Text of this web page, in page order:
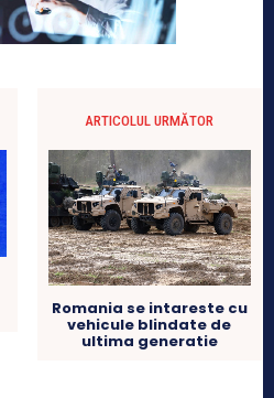
ARTICOLUL URMĂTOR
Romania se intareste cu
vehicule blindate de
ultima generatie